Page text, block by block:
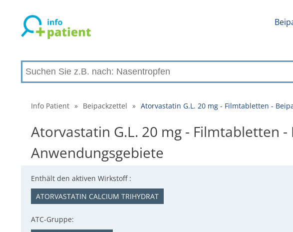
Info Patient » Beipackzettel » Atorvastatin G.L. 20 mg - Filmtabletten -
Atorvastatin G.L. 20 mg - Filmtabletten
Anwendungsgebiete
Enthält den aktiven Wirkstoff :
ATORVASTATIN CALCIUM TRIHYDRAT
ATC-Gruppe: